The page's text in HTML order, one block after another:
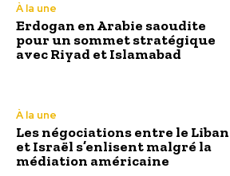
À la une
Erdogan en Arabie saoudite
pour un sommet stratégique
avec Riyad et Islamabad
À la une
Les négociations entre le Liban
et Israël s’enlisent malgré la
médiation américaine